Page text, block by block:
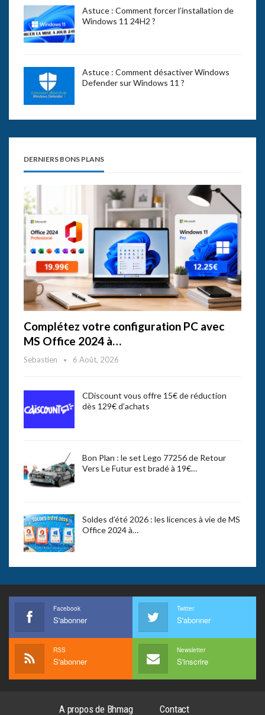
Astuce : Comment forcer l’installation de
Windows 11 24H2 ?
Astuce : Comment désactiver Windows
Defender sur Windows 11 ?
DERNIERS BONS PLANS
Complétez votre configuration PC avec
MS Office 2024 à…
Sebastien 6 Août, 2026
CDiscount vous offre 15€ de réduction
dès 129€ d’achats
Bon Plan : le set Lego 77256 de Retour
Vers Le Futur est bradé à 19€…
Soldes d’été 2026 : les licences à vie de MS
Office 2024 à…
Facebook
S'abonner
Twitter
S'abonner
RSS
S'abonner
Newsletter
S'inscrire
A propos de Bhmag Contact